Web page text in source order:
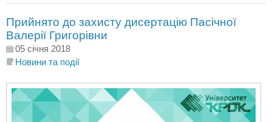
Прийнято до захисту дисертацію Пасічної
Валерії Григорівни
05 січня 2018
Новини та події